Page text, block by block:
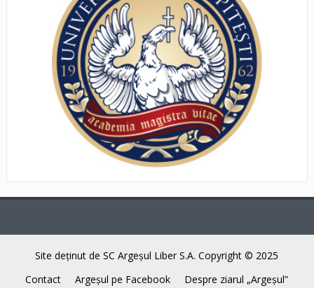
Site deţinut de SC Argeşul Liber S.A. Copyright © 2025
Contact
Argeşul pe Facebook Despre ziarul „Argeşul”